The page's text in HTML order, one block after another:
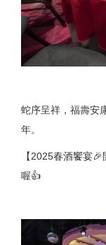
蛇序呈祥，福壽安
年。
【2025春酒饗宴
喔👍